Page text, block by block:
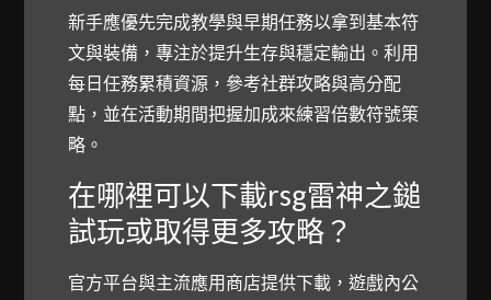
新手應優先完成教學與早期任務以拿到基本符
文與裝備，專注於提升生存與穩定輸出。利用
每日任務累積資源，參考社群攻略與高分配
點，並在活動期間把握加成來練習倍數符號策
略。
在哪裡可以下載rsg雷神之鎚
試玩或取得更多攻略？
官方平台與主流應用商店提供下載，遊戲內公